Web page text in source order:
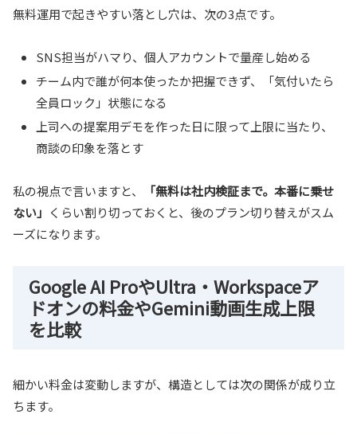
無料運用で起きやすい落とし穴は、次の3点です。
SNS担当がハマり、個人アカウントで量産し始める
チーム内で誰が何本使ったか把握できず、「気付いたら
全員ロック」状態になる
上司への提案用デモを作った日に限って上限に当たり、
商談の印象を落とす
私の視点で言いますと、
「無料は社内検証まで。本番に乗せ
ない」 くらい割り切っておくと、後のプラン切り替えがスム
ーズになります。
Google AI ProやUltra・Workspaceア
ドオンの料金やGemini動画生成上限
を比較
細かい料金は変動しますが、構造としては次の関係が成り立
ちます。